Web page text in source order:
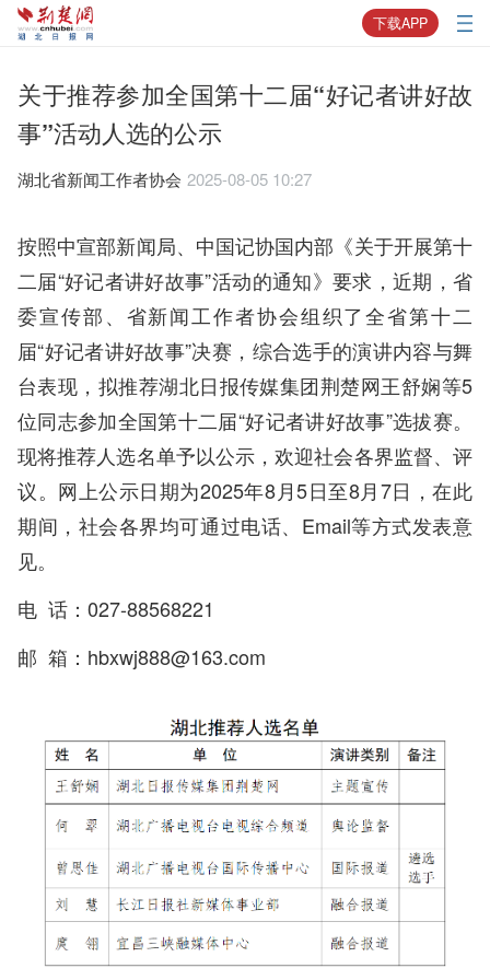
下载APP
关于推荐参加全国第十二届“好记者讲好故
事”活动人选的公示
​湖北省新闻工作者协会 2025-08-05 10:27
按照中宣部新闻局、中国记协国内部《关于开展第十
二届“好记者讲好故事”活动的通知》要求，近期，省
委宣传部、省新闻工作者协会组织了全省第十二
届“好记者讲好故事”决赛，综合选手的演讲内容与舞
台表现，拟推荐湖北日报传媒集团荆楚网王舒娴等5
位同志参加全国第十二届“好记者讲好故事”选拔赛。
现将推荐人选名单予以公示，欢迎社会各界监督、评
议。网上公示日期为2025年8月5日至8月7日，在此
期间，社会各界均可通过电话、Email等方式发表意
见。
电 话：027-88568221
邮 箱：hbxwj888@163.com